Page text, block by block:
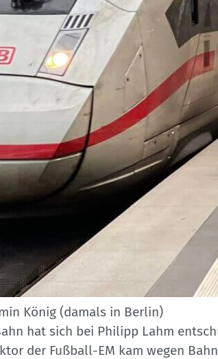
König (damals in Berlin)
hat sich bei Philipp Lahm
der Fußball-EM kam wegen